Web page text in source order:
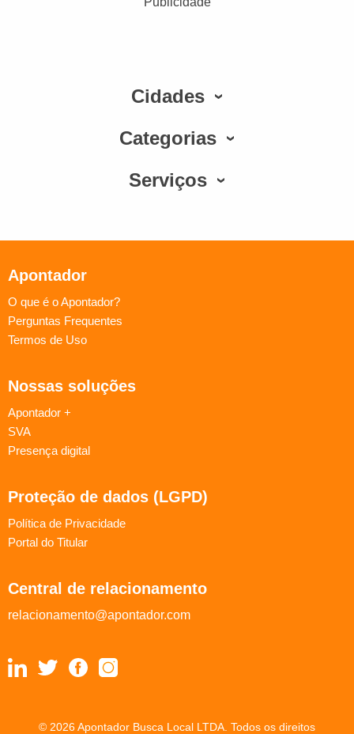
Cidades
Categorias
Serviços
Apontador
O que é o Apontador?
Perguntas Frequentes
Termos de Uso
Nossas soluções
Apontador +
SVA
Presença digital
Proteção de dados (LGPD)
Política de Privacidade
Portal do Titular
Central de relacionamento
relacionamento@apontador.com
© 2026 Apontador Busca Local LTDA. Todos os direitos